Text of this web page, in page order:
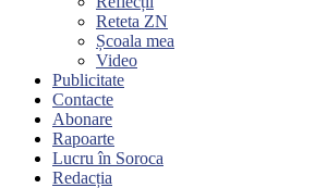
Reteta ZN
Școala mea
Video
Publicitate
Contacte
Abonare
Rapoarte
Lucru în Soroca
Redacția